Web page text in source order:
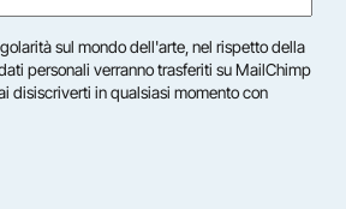
sul mondo dell'arte, nel rispetto della
personali verranno trasferiti su MailChimp
disiscriverti in qualsiasi momento con